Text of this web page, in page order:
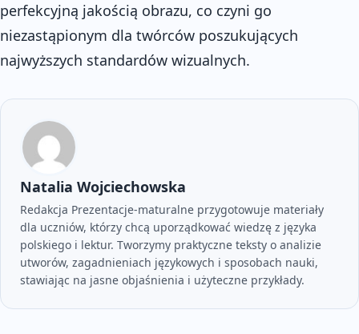
perfekcyjną jakością obrazu, co czyni go
niezastąpionym dla twórców poszukujących
najwyższych standardów wizualnych.
Natalia Wojciechowska
Redakcja Prezentacje-maturalne przygotowuje materiały
dla uczniów, którzy chcą uporządkować wiedzę z języka
polskiego i lektur. Tworzymy praktyczne teksty o analizie
utworów, zagadnieniach językowych i sposobach nauki,
stawiając na jasne objaśnienia i użyteczne przykłady.